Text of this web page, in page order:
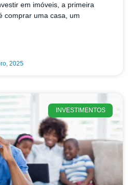
em imóveis, a primeira
comprar uma casa, um
2025
INVESTIMENTOS